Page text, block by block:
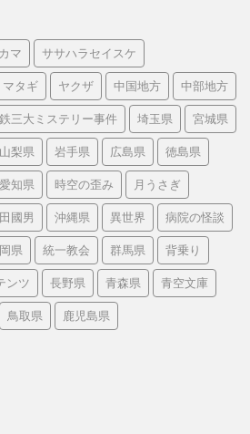
マ ササハラセイスケ
マタギ ヤクザ 中国地方 中部地方
三大ミステリー事件 埼玉県 宮城県
山梨県 岩手県 広島県 徳島県
愛知県 時空の歪み 月うさぎ
國男 沖縄県 異世界 病院の怪談
県 統一教会 群馬県 背乗り
ンツ 長野県 青森県 青空文庫
鳥取県 鹿児島県